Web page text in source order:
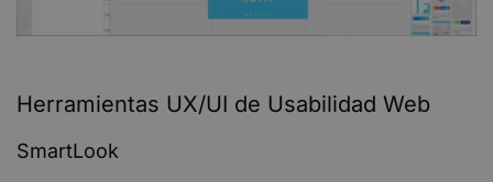
Herramientas UX/UI de Usabilidad Web
SmartLook